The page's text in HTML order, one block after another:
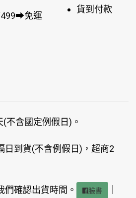
免運
貨到付款
不含國定例假日)。
日到貨(不含例假日)，超商2
們確認出貨時間。 臉書